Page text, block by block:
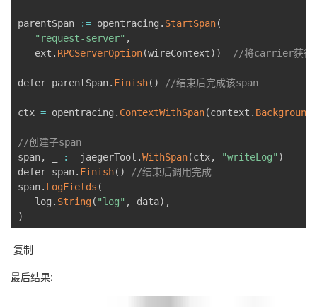
parentSpan := opentracing . StartSpan(
"request-server" ,
   ext
. RPCServerOption(wireContext) ) //将carrier获得
defer parentSpan. Finish( ) //结束后完成该span
ctx = opentracing . ContextWithSpan(context . Background
//创建子span
span, := jaegerTool .WithSpan(ctx, "writeLog" )
defer span. Finish( )
//结束后调用完成
span. LogFields (
   log
. String( "log" , data) ,
)
最后结果: